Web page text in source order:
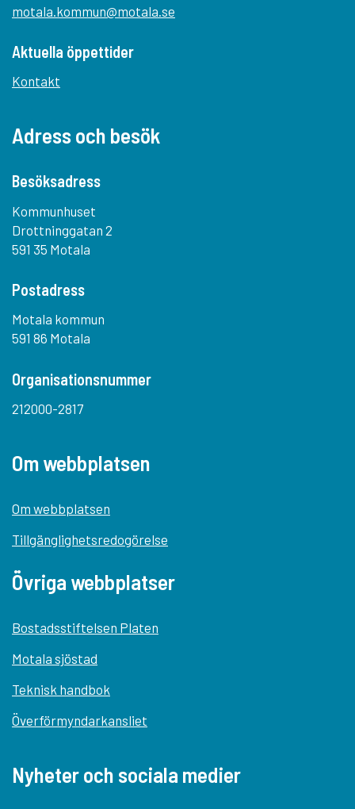
motala.kommun@motala.se
Aktuella öppettider
Kontakt
Adress och besök
Besöksadress
Kommunhuset
Drottninggatan 2
591 35 Motala
Postadress
Motala kommun
591 86 Motala
Organisationsnummer
212000-2817
Om webbplatsen
Om webbplatsen
Tillgänglighetsredogörelse
Övriga webbplatser
Bostadsstiftelsen Platen
Motala sjöstad
Teknisk handbok
Överförmyndarkansliet
Nyheter och sociala medier